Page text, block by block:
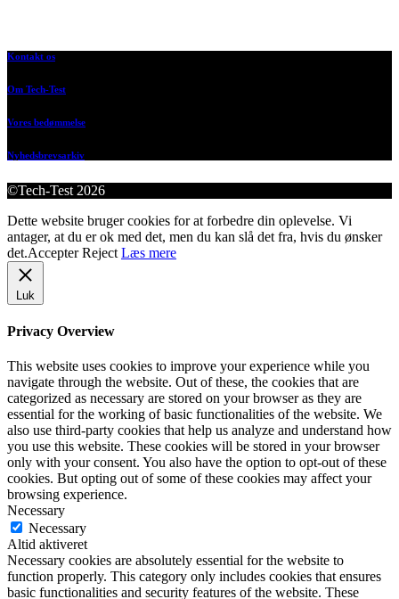
Kontakt os
Om Tech-Test
Vores bedømmelse
Nyhedsbrevsarkiv
©Tech-Test 2026
Dette website bruger cookies for at forbedre din oplevelse. Vi
antager, at du er ok med det, men du kan slå det fra, hvis du ønsker
det.Accepter Reject Læs mere
Luk
Privacy Overview
This website uses cookies to improve your experience while you
navigate through the website. Out of these, the cookies that are
categorized as necessary are stored on your browser as they are
essential for the working of basic functionalities of the website. We
also use third-party cookies that help us analyze and understand how
you use this website. These cookies will be stored in your browser
only with your consent. You also have the option to opt-out of these
cookies. But opting out of some of these cookies may affect your
browsing experience.
Necessary
Necessary
Altid aktiveret
Necessary cookies are absolutely essential for the website to
function properly. This category only includes cookies that ensures
basic functionalities and security features of the website. These